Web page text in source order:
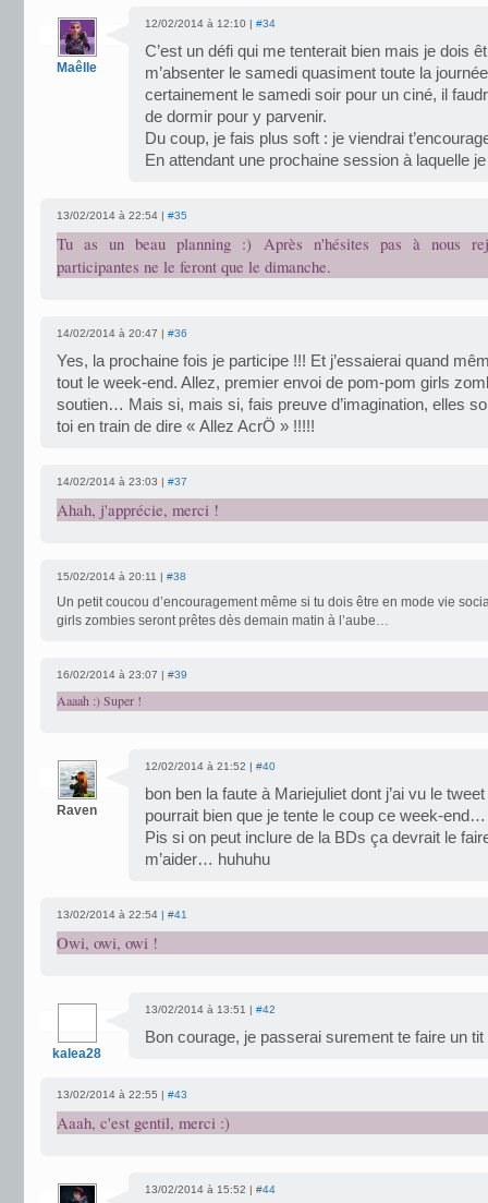
Maêlle
12/02/2014 à 12:10 | #34
C’est un défi qui me tenterait bien mais je dois
m’absenter le samedi quasiment toute la
certainement le samedi soir pour un ciné, il
de dormir pour y parvenir.
Du coup, je fais plus soft : je viendrai
En attendant une prochaine session à laquelle
13/02/2014 à 22:54 | #35
Tu as un beau planning :) Après n'hésites pas à nous
participantes ne le feront que le dimanche.
14/02/2014 à 20:47 | #36
Yes, la prochaine fois je participe !!! Et j’essaierai quand
tout le week-end. Allez, premier envoi de pom-pom girls
soutien… Mais si, mais si, fais preuve d’imagination, elles
toi en train de dire « Allez AcrÖ » !!!!!
14/02/2014 à 23:03 | #37
Ahah, j'apprécie, merci !
15/02/2014 à 20:11 | #38
Un petit coucou d’encouragement même si tu dois être en mode vie
girls zombies seront prêtes dès demain matin à l’aube…
16/02/2014 à 23:07 | #39
Aaaah :) Super !
Raven
12/02/2014 à 21:52 | #40
bon ben la faute à Mariejuliet dont j’ai vu le
pourrait bien que je tente le coup ce week-
Pis si on peut inclure de la BDs ça devrait le
m’aider… huhuhu
13/02/2014 à 22:54 | #41
Owi, owi, owi !
kalea28
13/02/2014 à 13:51 | #42
Bon courage, je passerai surement te faire un
13/02/2014 à 22:55 | #43
Aaah, c'est gentil, merci :)
13/02/2014 à 15:52 | #44